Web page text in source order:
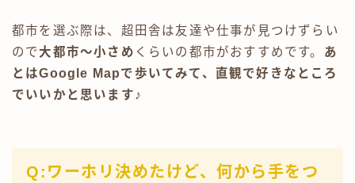
都市を選ぶ際は、超田舎は友達や仕事が見つけずらい
ので大都市～小さめ くらいの都市がおすすめです。 あ
とはGoogle Mapで歩いてみて、直観で好きなところ
でいいかと思います♪
Q:ワーホリ決めたけど、何から手をつ